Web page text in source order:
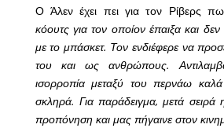
Ο Άλεν έχει πει για τον Ρίβερς
κόουτς για τον οποίον έπαιξα και
με το μπάσκετ. Τον ενδιέφερε να
του και ως ανθρώπους.
ισορροπία μεταξύ του περνάω
σκληρά. Για παράδειγμα, μετά σειρά
προπόνηση και μας πήγαινε στον